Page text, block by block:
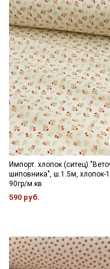
Импорт. хлопок (ситец)
шиповника", ш.1.5м, хлопок-
90гр/м.кв
590 руб.
Секретная
Мы